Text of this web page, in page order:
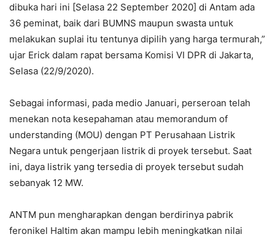
dibuka hari ini [Selasa 22 September 2020] di Antam ada
36 peminat, baik dari BUMNS maupun swasta untuk
melakukan suplai itu tentunya dipilih yang harga termurah,”
ujar Erick dalam rapat bersama Komisi VI DPR di Jakarta,
Selasa (22/9/2020).
Sebagai informasi, pada medio Januari, perseroan telah
menekan nota kesepahaman atau memorandum of
understanding (MOU) dengan PT Perusahaan Listrik
Negara untuk pengerjaan listrik di proyek tersebut. Saat
ini, daya listrik yang tersedia di proyek tersebut sudah
sebanyak 12 MW.
ANTM pun mengharapkan dengan berdirinya pabrik
feronikel Haltim akan mampu lebih meningkatkan nilai